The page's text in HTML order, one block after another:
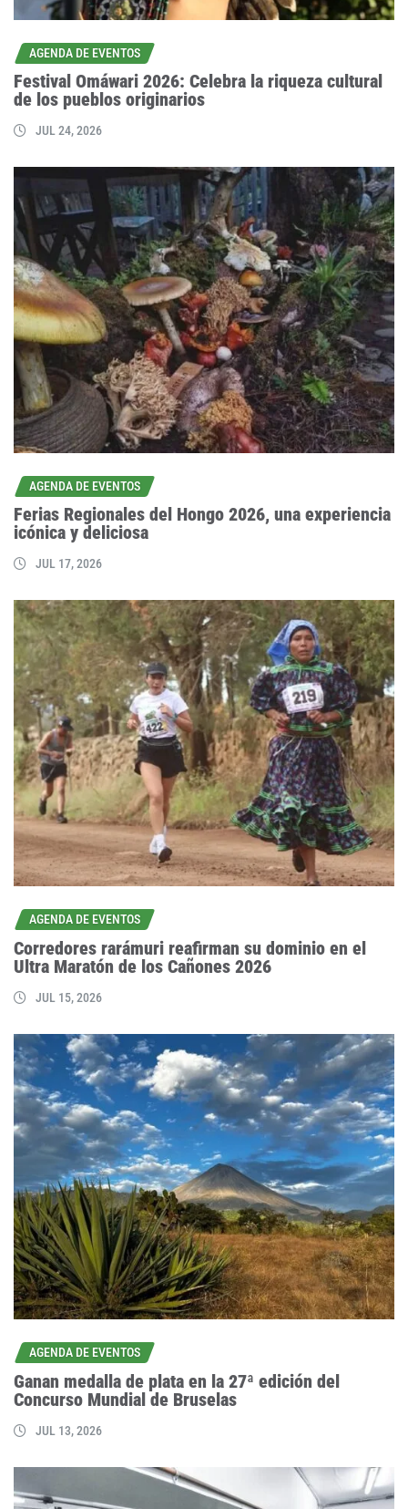
AGENDA DE EVENTOS
Festival Omáwari 2026: Celebra la riqueza cultural
de los pueblos originarios
JUL 24, 2026
AGENDA DE EVENTOS
Ferias Regionales del Hongo 2026, una experiencia
icónica y deliciosa
JUL 17, 2026
AGENDA DE EVENTOS
Corredores rarámuri reafirman su dominio en el
Ultra Maratón de los Cañones 2026
JUL 15, 2026
AGENDA DE EVENTOS
Ganan medalla de plata en la 27ª edición del
Concurso Mundial de Bruselas
JUL 13, 2026